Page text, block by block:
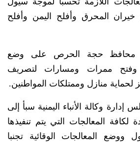
المحرق وأفلح اليمن وأفلح
محافظ حجة الحرص على وضع
وفتح ممرات ومسارات لتصريف
لحماية منازل وممتلكات المواطنين.
وكالة الأنباء اليمنية سبأ إلى
لكافة المعالجات التي يتم تنفيذها
ووضع المعالجات الوقائية تجنبا